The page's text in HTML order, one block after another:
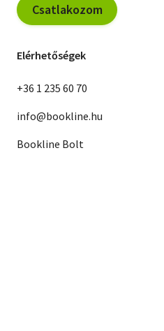
Csatlakozom
Elérhetőségek
+36 1 235 60 70
info@bookline.hu
Bookline Bolt